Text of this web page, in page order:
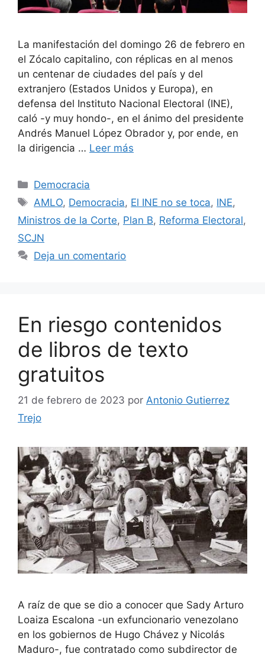
La manifestación del domingo 26 de febrero en
el Zócalo capitalino, con réplicas en al menos
un centenar de ciudades del país y del
extranjero (Estados Unidos y Europa), en
defensa del Instituto Nacional Electoral (INE),
caló -y muy hondo-, en el ánimo del presidente
Andrés Manuel López Obrador y, por ende, en
la dirigencia … Leer más
Democracia
AMLO, Democracia, El INE no se toca, INE,
Ministros de la Corte, Plan B, Reforma Electoral,
SCJN
Deja un comentario
En riesgo contenidos
de libros de texto
gratuitos
21 de febrero de 2023 por Antonio Gutierrez
Trejo
A raíz de que se dio a conocer que Sady Arturo
Loaiza Escalona -un exfuncionario venezolano
en los gobiernos de Hugo Chávez y Nicolás
Maduro-, fue contratado como subdirector de